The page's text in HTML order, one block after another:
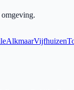
AlkmaarVijfhuizen